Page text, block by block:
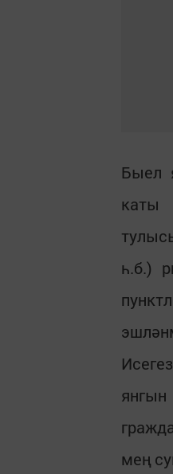
Быел
каты
һ.б.)
мең